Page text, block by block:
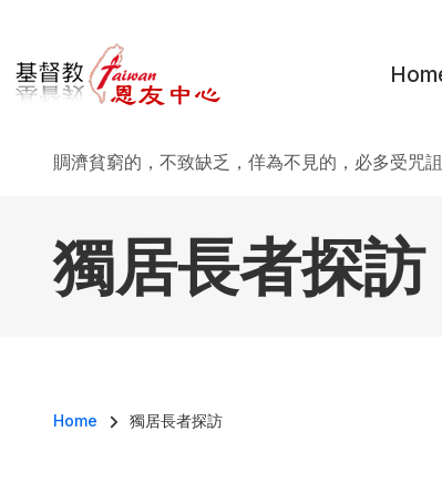
賙濟貧窮的，不致缺乏，佯為不見的，必多受咒
獨居長者探訪
導航連結
Home 獨居長者探訪